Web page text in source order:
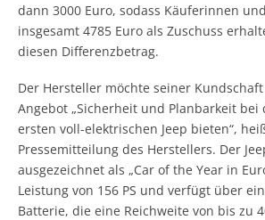
dann 3000 Euro, sodass Käuferinnen
insgesamt 4785 Euro als Zuschuss
diesen Differenzbetrag.
Der Hersteller möchte seiner
Angebot „Sicherheit und Planbarkeit bei
ersten voll-elektrischen Jeep bieten“,
Pressemitteilung des Herstellers. Der
ausgezeichnet als „Car of the Year in
Leistung von 156 PS und verfügt über
Batterie, die eine Reichweite von bis zu